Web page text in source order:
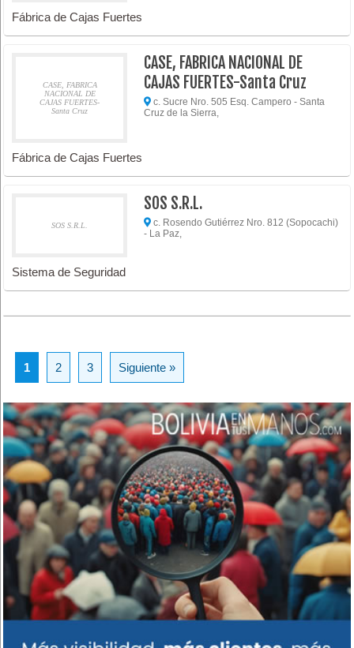
Fábrica de Cajas Fuertes
CASE, FABRICA
NACIONAL DE
CAJAS FUERTES-
Santa Cruz
CASE, FABRICA NACIONAL DE
CAJAS FUERTES-Santa Cruz
c. Sucre Nro. 505 Esq. Campero - Santa
Cruz de la Sierra,
Fábrica de Cajas Fuertes
SOS S.R.L.
SOS S.R.L.
c. Rosendo Gutiérrez Nro. 812 (Sopocachi)
- La Paz,
Sistema de Seguridad
1 2 3 Siguiente »